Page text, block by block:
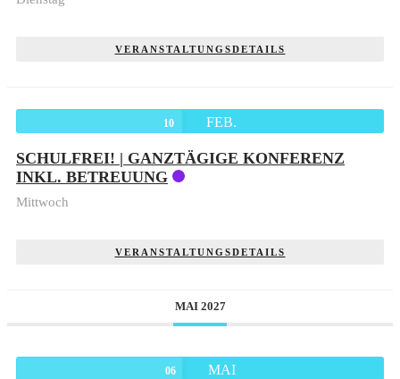
VERANSTALTUNGSDETAILS
10 FEB.
SCHULFREI! | GANZTÄGIGE KONFERENZ
INKL. BETREUUNG
Mittwoch
VERANSTALTUNGSDETAILS
MAI 2027
06 MAI